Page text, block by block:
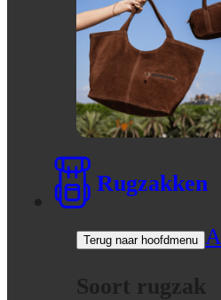
Rugzakken
Terug naar hoofdmenu
Soort rugzak